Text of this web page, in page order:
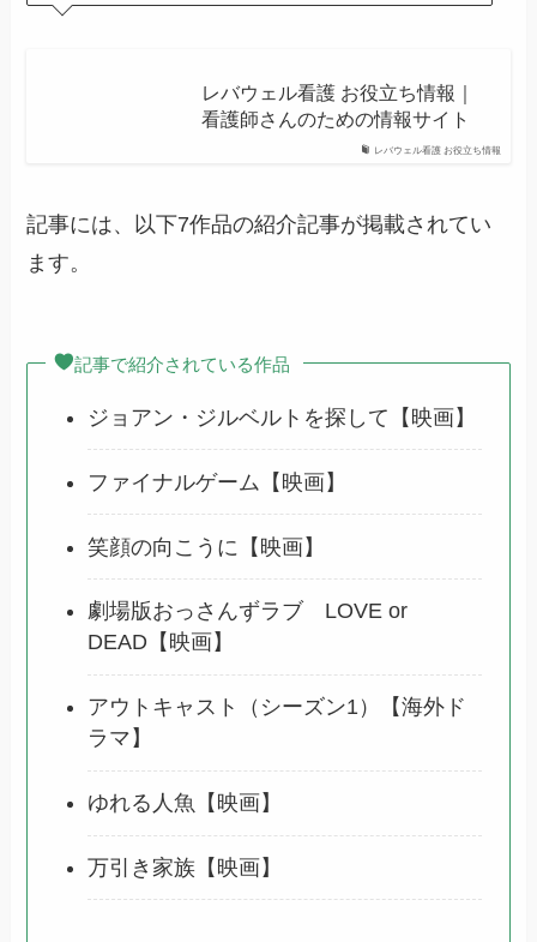
レバウェル看護 お役立ち情報
レバウェル看護 お役立ち情報｜
看護師さんのための情報サイト
記事には、以下7作品の紹介記事が掲載されてい
ます。
記事で紹介されている作品
ジョアン・ジルベルトを探して【映画】
ファイナルゲーム【映画】
笑顔の向こうに【映画】
劇場版おっさんずラブ LOVE or
DEAD【映画】
アウトキャスト（シーズン1）【海外ド
ラマ】
ゆれる人魚【映画】
万引き家族【映画】